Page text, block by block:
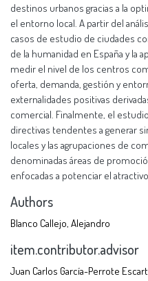
destinos urbanos gracias a la
el entorno local. A partir del
casos de estudio de ciudades
de la humanidad en España y
medir el nivel de los centros
oferta, demanda, gestión y
externalidades positivas
comercial. Finalmente, el
directivas tendentes a generar
locales y las agrupaciones de
denominadas áreas de
enfocadas a potenciar el
Authors
Blanco Callejo, Alejandro
item.contributor.advisor
Juan Carlos García-Perrote